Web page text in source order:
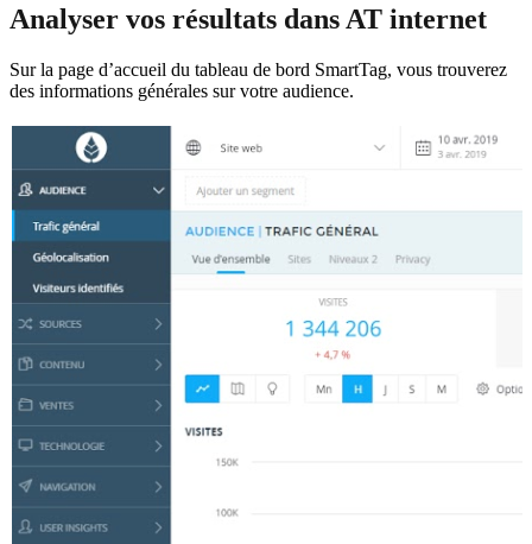
Analyser vos résultats dans AT internet
Sur la page d’accueil du tableau de bord SmartTag, vous trouverez
des informations générales sur votre audience.